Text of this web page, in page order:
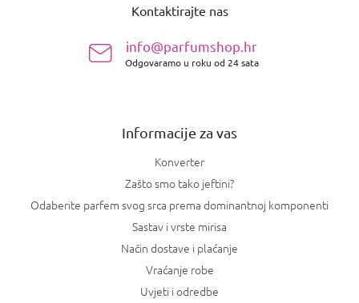
Kontaktirajte nas
info@parfumshop.hr
Odgovaramo u roku od 24 sata
Informacije za vas
Konverter
Zašto smo tako jeftini?
Odaberite parfem svog srca prema dominantnoj komponenti
Sastav i vrste mirisa
Način dostave i plaćanje
Vraćanje robe
Uvjeti i odredbe